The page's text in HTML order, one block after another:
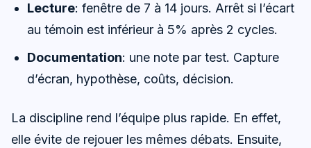
Lecture: fenêtre de 7 à 14 jours. Arrêt si l’écart
au témoin est inférieur à 5% après 2 cycles.
Documentation: une note par test. Capture
d’écran, hypothèse, coûts, décision.
La discipline rend l’équipe plus rapide. En effet,
elle évite de rejouer les mêmes débats. Ensuite,